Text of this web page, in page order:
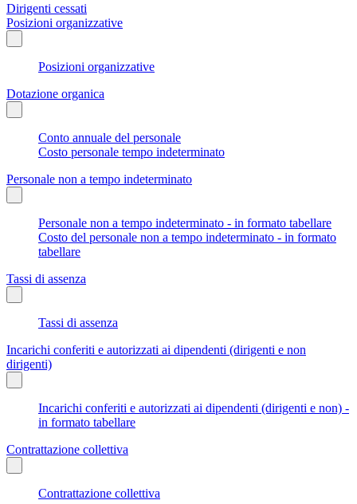
Dirigenti cessati
Posizioni organizzative
Posizioni organizzative
Dotazione organica
Conto annuale del personale
Costo personale tempo indeterminato
Personale non a tempo indeterminato
Personale non a tempo indeterminato - in formato tabellare
Costo del personale non a tempo indeterminato - in formato
tabellare
Tassi di assenza
Tassi di assenza
Incarichi conferiti e autorizzati ai dipendenti (dirigenti e non
dirigenti)
Incarichi conferiti e autorizzati ai dipendenti (dirigenti e non) -
in formato tabellare
Contrattazione collettiva
Contrattazione collettiva